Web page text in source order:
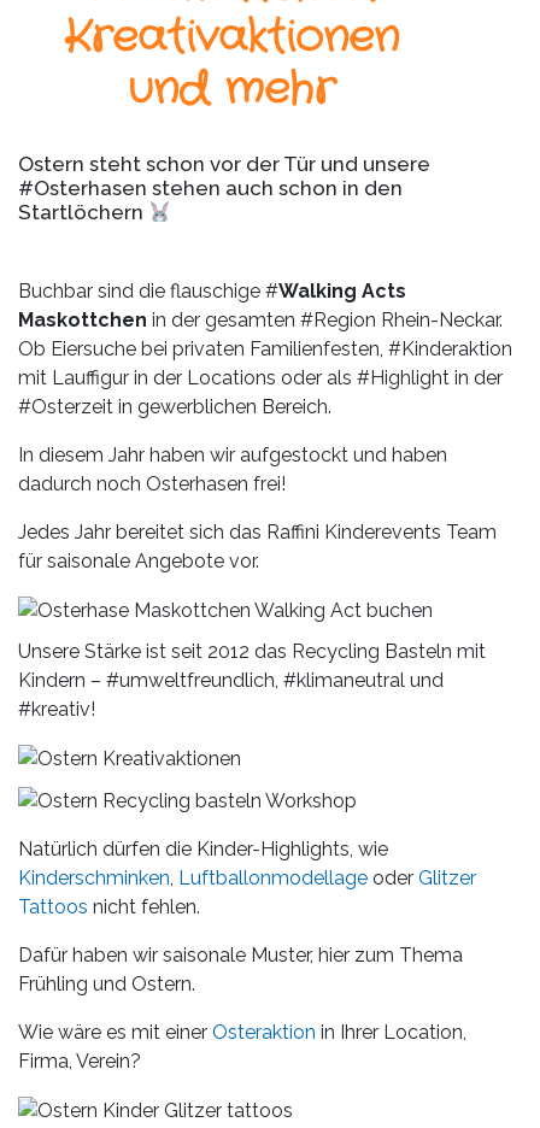
Über
Events
Referenzen
Blog
Jobs
Partner/Links
Kreativaktionen
und mehr
Ostern steht schon vor der Tür und unsere
#Osterhasen stehen auch schon in den
Startlöchern
Buchbar sind die flauschige #Walking Acts
Maskottchen in der gesamten #Region Rhein-Neckar.
Ob Eiersuche bei privaten Familienfesten, #Kinderaktion
mit Lauffigur in der Locations oder als #Highlight in der
#Osterzeit in gewerblichen Bereich.
In diesem Jahr haben wir aufgestockt und haben
dadurch noch Osterhasen frei!
Jedes Jahr bereitet sich das Raffini Kinderevents Team
für saisonale Angebote vor.
Unsere Stärke ist seit 2012 das Recycling Basteln mit
Kindern – #umweltfreundlich, #klimaneutral und
#kreativ!
Natürlich dürfen die Kinder-Highlights, wie
Kinderschminken, Luftballonmodellage oder Glitzer
Tattoos nicht fehlen.
Dafür haben wir saisonale Muster, hier zum Thema
Frühling und Ostern.
Wie wäre es mit einer Osteraktion in Ihrer Location,
Firma, Verein?